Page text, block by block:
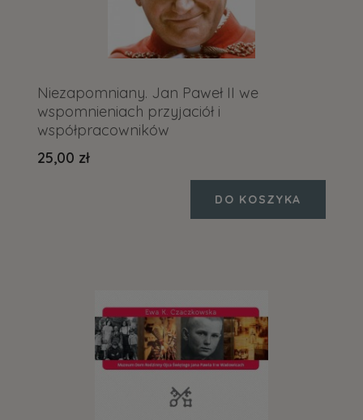
Niezapomniany. Jan Paweł II we
wspomnieniach przyjaciół i
współpracowników
25,00 zł
DO KOSZYKA